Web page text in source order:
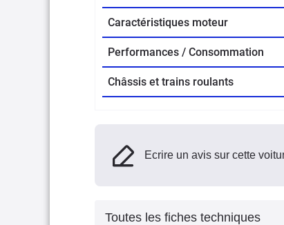
Caractéristiques moteur
Performances / Consommation
Châssis et trains roulants
Ecrire un avis sur cette
Toutes les fiches techniques